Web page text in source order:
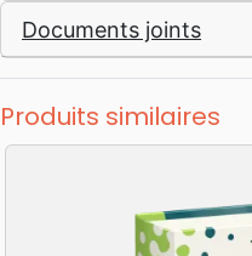
Documents joints
Produits similaires